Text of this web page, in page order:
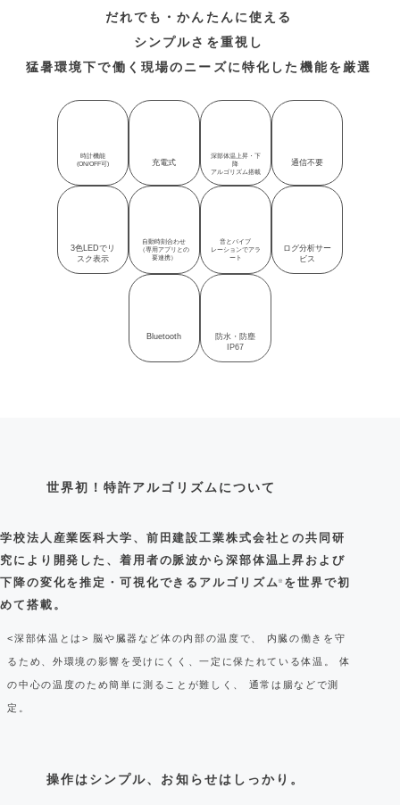
だれでも・かんたんに使える
シンプルさを重視し
猛暑環境下で働く現場のニーズに特化した機能を厳選
時計機能
(ON/OFF可)
充電式
深部体温上昇・下
降
アルゴリズム搭載
通信不要
3色LEDでリ
スク表示
自動時刻合わせ
（専用アプリとの
要連携）
音とバイブ
レーションでアラ
ート
ログ分析サー
ビス
Bluetooth
防水・防塵
IP67
世界初！特許アルゴリズムについて
学校法人産業医科大学、前田建設工業株式会社との共同研
究により開発した、着用者の脈波から深部体温上昇および
下降の変化を推定・可視化できるアルゴリズム※ を世界で初
めて搭載。
<深部体温とは> 脳や臓器など体の内部の温度で、 内臓の働きを守
るため、外環境の影響を受けにくく、一定に保たれている体温。 体
の中心の温度のため簡単に測ることが難しく、 通常は腸などで測
定。
操作はシンプル、お知らせはしっかり。